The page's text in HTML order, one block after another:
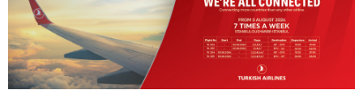
a
g
o